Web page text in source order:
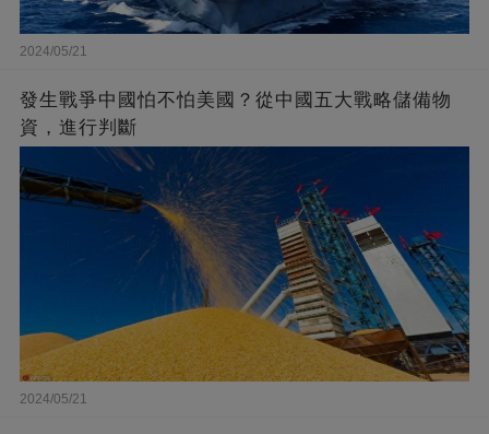
2024/05/21
發生戰爭中國怕不怕美國？從中國五大戰略儲備物
資，進行判斷
2024/05/21